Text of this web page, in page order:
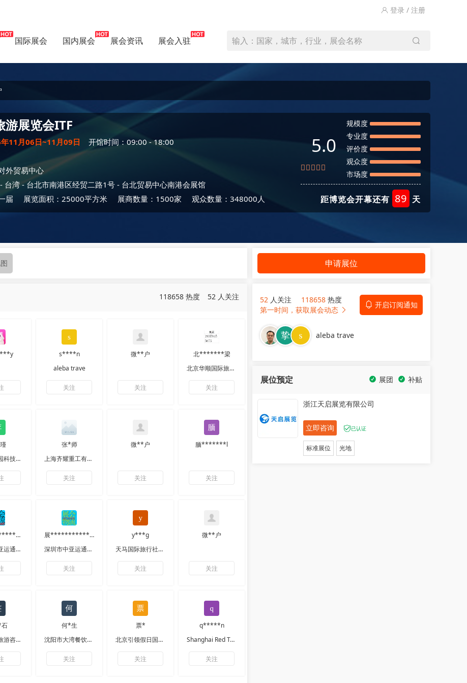
登录 / 注册
国际展会 国内展会 展会资讯 展会入驻 输入：国家，城市，行业，展会名称
游展览会ITF
11月06日~11月09日
开馆时间：09:00 - 18:00
外贸易中心
- 台湾- 台北市南港区经贸二路1号 - 台北贸易中心南港会展馆
届
展览面积：25000平方米 展商数量：1500家 观众数量：348000人
5.0
规模度
专业度
评价度
观众度
市场度
距博览会开幕还有 89 天
118658 热度 52 人关注
s****n
aleba trave
关注
微**户
关注
北*******梁
北京华顺国际旅行社有限公司
关注
北京逃花园科技有限公司
张*师
上海齐耀重工有限公司
关注
微**户
关注
腼*******l
关注
1***************流
深圳市中亚运通展览服务有限公司
展*************3
深圳市中亚运通展览服务有限公司
关注
y***g
天马国际旅行社有限责任公司
关注
微**户
关注
上海奕签旅游咨询有限公司
何*生
沈阳市大湾餐饮管理有限公司
关注
票*
北京引领假日国际旅行社有限公司
关注
q*****n
Shanghai Red Travel Travel Company
关注
申请展位
52 人关注 118658 热度
开启订阅通知
第一时间，获取展会动态
aleba trave
展位预定 补贴
展团
浙江天启展览有限公司
立即咨询 已认证
标准展位 光地